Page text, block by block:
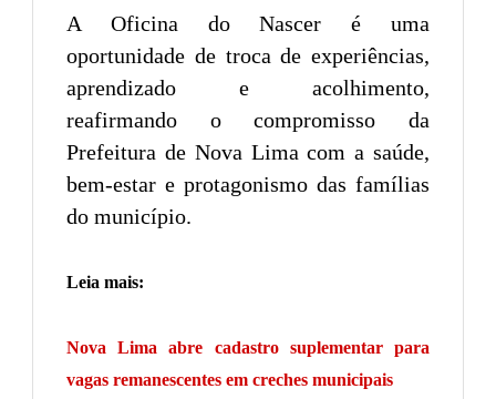
A Oficina do Nascer é uma
oportunidade de troca de experiências,
aprendizado e acolhimento,
reafirmando o compromisso da
Prefeitura de Nova Lima com a saúde,
bem-estar e protagonismo das famílias
do município.
Leia mais:
Nova Lima abre cadastro suplementar para
vagas remanescentes em creches municipais